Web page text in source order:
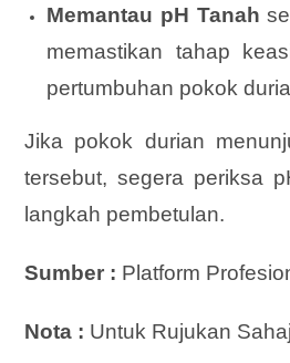
Memantau pH Tanah
memastikan tahap
pertumbuhan pokok
Jika pokok durian
tersebut, segera periksa
langkah pembetulan.
Sumber : Platform
Nota : Untuk Rujukan